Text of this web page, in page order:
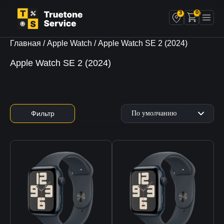
3 0
Главная /Apple Watch / Apple Watch SE 2 (2024)
Apple Watch SE 2 (2024)
Фильтр